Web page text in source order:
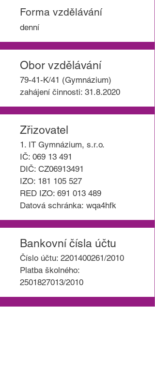
Forma vzdělávání
denní
Obor vzdělávání
79-41-K/41 (Gymnázium)
zahájení činnosti: 31.8.2020
Zřizovatel
1. IT Gymnázium, s.r.o.
IČ: 069 13 491
DIČ: CZ06913491
IZO: 181 105 527
RED IZO: 691 013 489
Datová schránka: wqa4hfk
Bankovní čísla účtu
Číslo účtu: 2201400261/2010
Platba školného:
2501827013/2010